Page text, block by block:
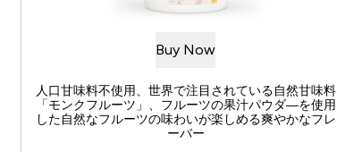
Buy Now
人口甘味料不使用、世界で注目されている自然甘味料
「モンクフルーツ」、フルーツの果汁パウダ―を使用
した自然なフルーツの味わいが楽しめる爽やかなフレ
ーバー